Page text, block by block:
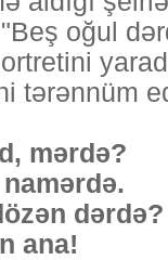
oğul
tərənnüm
mərdə?
dərdə?
ana!